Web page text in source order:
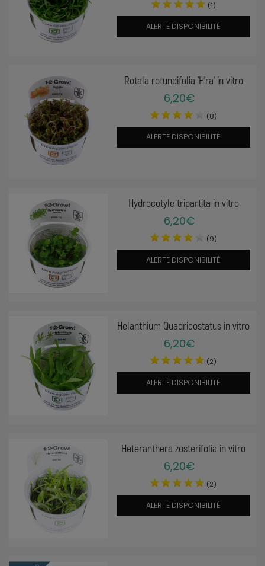
(1)
ALERTE DISPONIBILITÉ
Rotala rotundifolia 'H'ra' in vitro
6,20€
(8)
ALERTE DISPONIBILITÉ
Hydrocotyle tripartita in vitro
6,20€
(9)
ALERTE DISPONIBILITÉ
Helanthium Quadricostatus in vitro
6,20€
(2)
ALERTE DISPONIBILITÉ
Heteranthera zosterifolia in vitro
6,20€
(2)
ALERTE DISPONIBILITÉ